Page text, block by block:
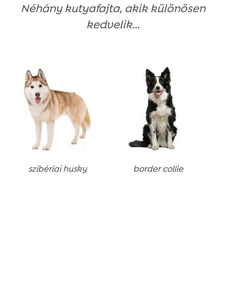
Néhány kutyafajta, akik különösen
kedvelik...
husky border collie